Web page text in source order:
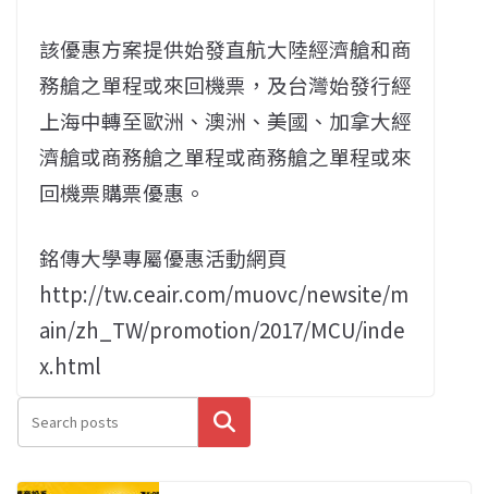
該優惠方案提供始發直航大陸經濟艙和商
務艙之單程或來回機票，及台灣始發行經
上海中轉至歐洲、澳洲、美國、加拿大經
濟艙或商務艙之單程或商務艙之單程或來
回機票購票優惠。
銘傳大學專屬優惠活動網頁
http://tw.ceair.com/muovc/newsite/m
ain/zh_TW/promotion/2017/MCU/inde
x.html
搜尋